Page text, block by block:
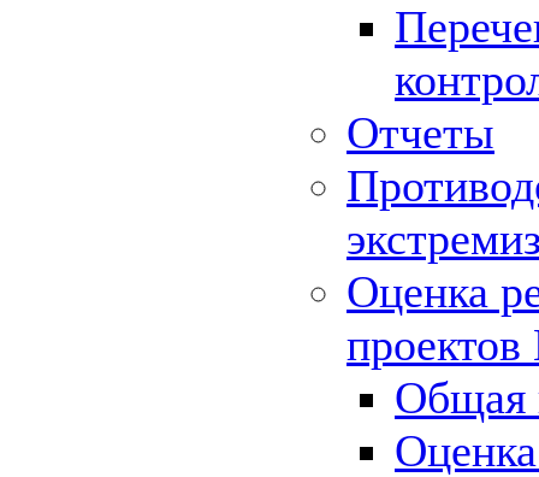
Отчеты
Оценка
Общая